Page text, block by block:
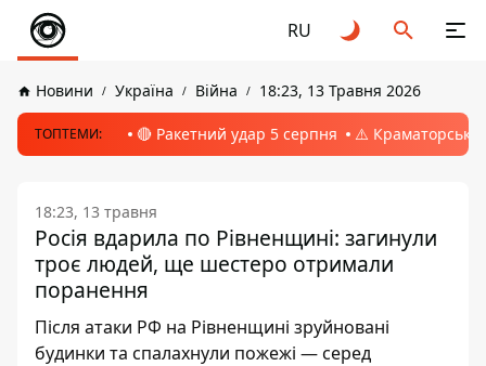
RU
Новини Україна Війна 18:23, 13 Травня 2026
ТОПТЕМИ: 🔴 Ракетний удар 5 серпня ⚠️ Краматорськ,
18:23, 13 травня
Росія вдарила по Рівненщині: загинули
троє людей, ще шестеро отримали
поранення
Після атаки РФ на Рівненщині зруйновані
будинки та спалахнули пожежі — серед